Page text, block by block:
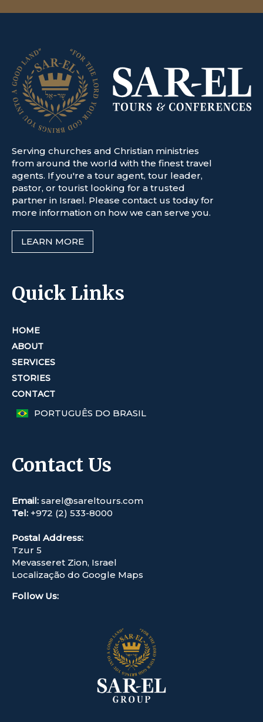
Serving churches and Christian ministries
from around the world with the finest travel
agents. If you're a tour agent, tour leader,
pastor, or tourist looking for a trusted
partner in Israel. Please contact us today for
more information on how we can serve you.
LEARN MORE
Quick Links
HOME
ABOUT
SERVICES
STORIES
CONTACT
PORTUGUÊS DO BRASIL
Contact Us
Email: sarel@sareltours.com
Tel: +972 (2) 533-8000
Postal Address:
Tzur 5
Mevasseret Zion, Israel
Localização do Google Maps
Follow Us: